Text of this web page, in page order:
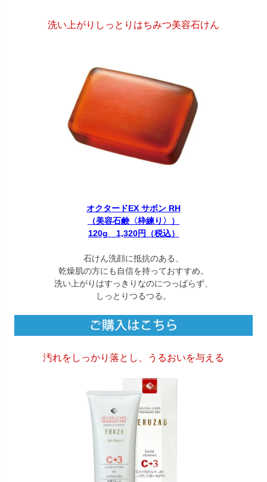
洗い上がりしっとりはちみつ美容石けん
オクタードEX サボン RH
（美容石鹸〈枠練り〉）
120g 1,320円（税込）
石けん洗顔に抵抗のある、
乾燥肌の方にも自信を持っておすすめ。
洗い上がりはすっきりなのにつっぱらず、
しっとりつるつる。
汚れをしっかり落とし、うるおいを与える